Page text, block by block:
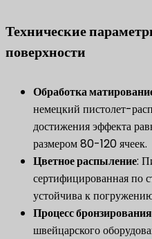
Технические
поверхности
Обработка
немецкий пистолет-
достижения эффекта
размером 80-120 ячеек.
​Цветное распыление:
сертифицированная по
устойчива к
Процесс бронзирования
швейцарского